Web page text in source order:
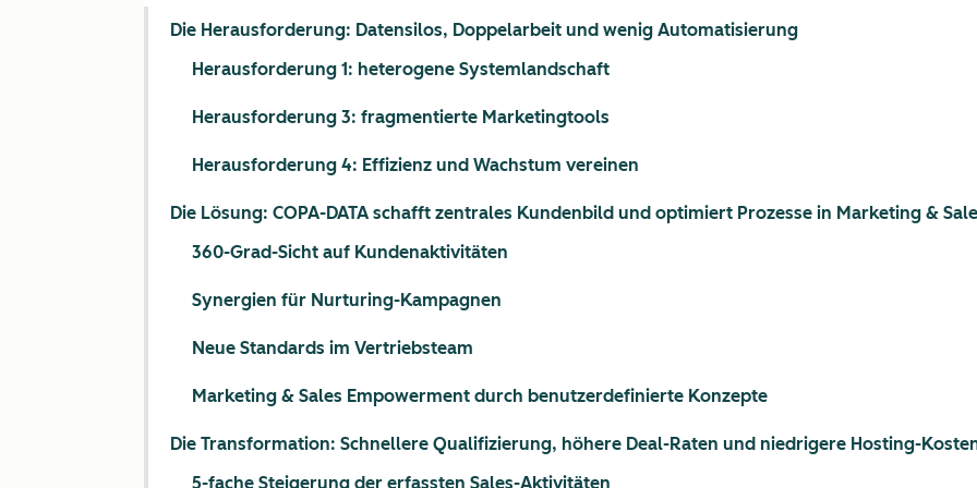
Die Herausforderung: Datensilos, Doppelarbeit und wenig Automatisierung
Herausforderung 1: heterogene Systemlandschaft
Herausforderung 3: fragmentierte Marketingtools
Herausforderung 4: Effizienz und Wachstum vereinen
Die Lösung: COPA-DATA schafft zentrales Kundenbild und optimiert Prozesse in Marketing &
360-Grad-Sicht auf Kundenaktivitäten
Synergien für Nurturing-Kampagnen
Neue Standards im Vertriebsteam
Marketing & Sales Empowerment durch benutzerdefinierte Konzepte
Die Transformation: Schnellere Qualifizierung, höhere Deal-Raten und niedrigere Hosting-
5-fache Steigerung der erfassten Sales-Aktivitäten